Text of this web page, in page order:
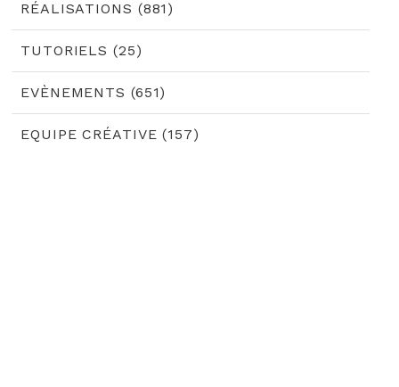
RÉALISATIONS (881)
TUTORIELS (25)
EVÈNEMENTS (651)
EQUIPE CRÉATIVE (157)